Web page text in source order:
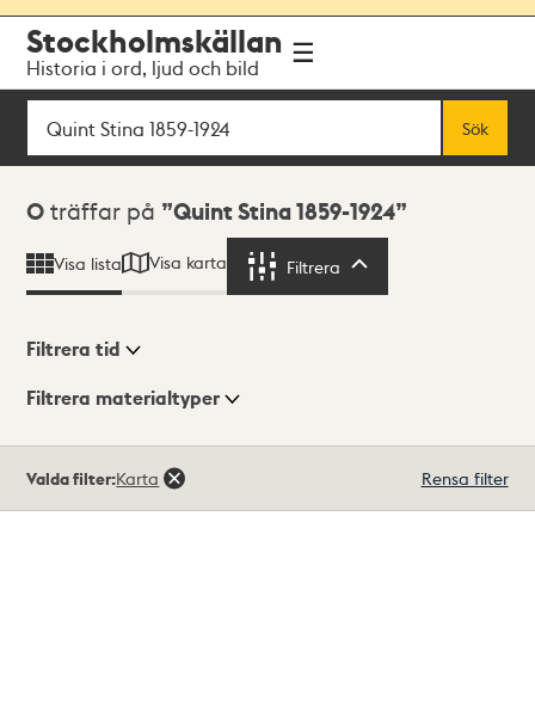
navigationen
huvudinnehållet
Stockholmskällan
Historia i ord, ljud och bild
Sök
Sök
Sökresultat
0 träffar på Quint Stina 1859-1924
Visa lista Visa karta Filtrera
Visningsläge
Filtrera tid
Filtrera materialtyper
träffar
Valda filter:Karta Rensa filter